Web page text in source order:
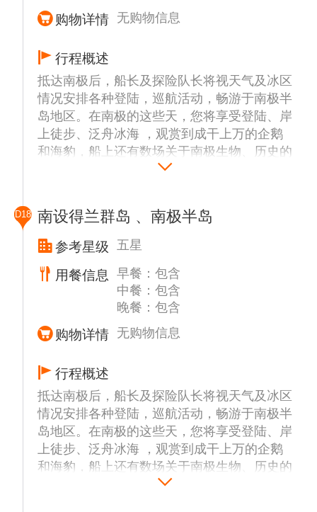
是苍白的，只有用你的心去尽情感受。当
Zodiac沿着水道慢慢行进时，整个世界出奇的
安静，耳畔响起的只是冰山融化时，成千上万
小气泡冒出水面所微微发出的声音，以及水面
的浮冰被我们小艇撞击声。一座座冰山晶莹剔
透，水面清澈如镜，倒影相连，让你无法分辩
出哪里是天哪里是地。如果太阳出来，相信会
美的更让人窒息。一切一切的杂念在这里都已
经消失无踪，纯净的世界里人和自然已经完全
融合。在这里并且能看到属于阿根廷的阿尔米
萨雷斯维德拉 (Gonzalez Videla) 以及与他们
相邻的企鹅栖息地。
这个站点最早由英国人建立，1996年英国人
以1分钱的价格卖给了乌克兰，目前主要从事
气象学、大气物理学、地磁学、生物学、地震
学、冰河学和物理学等研究。这个工作站有两
医疗室，和贴满性感美女海报的健身房。第二
层是休闲区，有吧台、桌球台，同时出售明信
片和首日封。室外的阳台上放着躺椅，看得出
乌克兰兄弟很能在这个孤独的土地上享受生
活，喝着伏特加，唱着歌，再来些节奏舞蹈。
购物详情 无购物信息
行程概述
抵达南极后，船长及探险队长将视天气及冰区
情况安排各种登陆，巡航活动，畅游于南极半
岛地区。在南极的这些天，您将享受登陆、岸
上徒步、泛舟冰海 ，观赏到成干上万的企鹅
和海豹，船上还有数场关于南极生物、历史的
讲座。 行程安排以安全第一，由船长和船方
择性的登陆或者巡航以下部分地点或者其他可
能地区预定前往地点：
拉可罗港 (Port Lockroy)
该港于1941年建成，曾是一个英国的基地，
1962年被弃用，一直到1996年才被“南极洲遗
产基金会”改建成为一座博物馆。在这个建筑
周围筑巢繁衍的巴布亚企鹅已经成为这里的一
道风景线。此博物馆设有邮局并出售些纪念
品，卖一些衣帽、衬衫和明信片之类的商店。
除了邮电服务以外，商店还为顾客提供了首日
封和难得一见的南极邮戳。所有从拉可罗港
(Port Lockroy) 邮寄出去的信件均享有南极洲
的特殊邮戳和免费邮寄的服务。
布朗断崖 (Brown Bluff)
D18 南设得兰群岛 、南极半岛
参考星级 五星
用餐信息
早餐：包含
中餐：包含
晚餐：包含
购物详情 无购物信息
行程概述
抵达南极后，船长及探险队长将视天气及冰区
情况安排各种登陆，巡航活动，畅游于南极半
岛地区。在南极的这些天，您将享受登陆、岸
上徒步、泛舟冰海 ，观赏到成干上万的企鹅
和海豹，船上还有数场关于南极生物、历史的
讲座。 行程安排以安全第一，由船长和船方